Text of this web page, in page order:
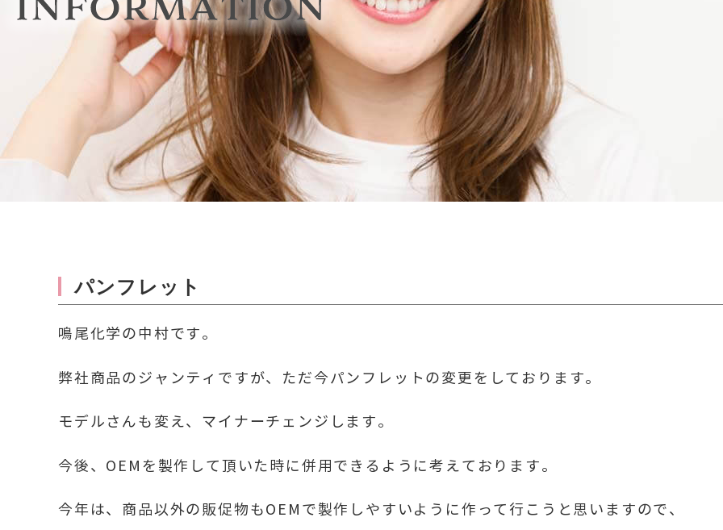
パンフレット
鳴尾化学の中村です。
弊社商品のジャンティですが、ただ今パンフレットの変更をしております。
モデルさんも変え、マイナーチェンジします。
今後、OEMを製作して頂いた時に併用できるように考えております。
今年は、商品以外の販促物もOEMで製作しやすいように作って行こうと思いますので、